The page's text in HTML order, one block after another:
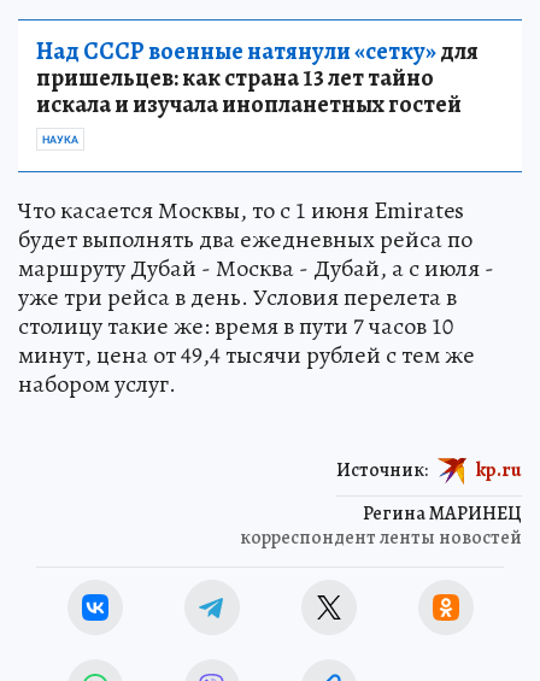
Над СССР военные натянули «сетку»для
пришельцев: как страна 13 лет тайно
искала и изучала инопланетных гостей
НАУКА
Что касается Москвы, то с 1 июня Emirates
будет выполнять два ежедневных рейса по
маршруту Дубай - Москва - Дубай, а с июля -
уже три рейса в день. Условия перелета в
столицу такие же: время в пути 7 часов 10
минут, цена от 49,4 тысячи рублей с тем же
набором услуг.
Регина МАРИНЕЦ
корреспондент ленты новостей
Источник: kp.ru